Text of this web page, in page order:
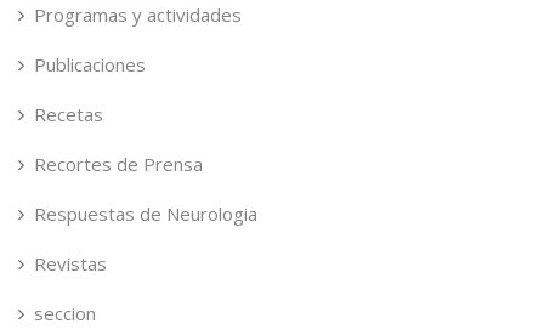
Programas y actividades
Publicaciones
Recetas
Recortes de Prensa
Respuestas de Neurologia
Revistas
seccion